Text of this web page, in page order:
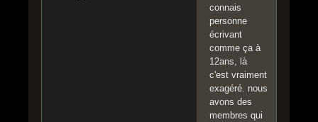
connais
personne
écrivant
comme ça à
12ans, là
c'est vraiment
exagéré. nous
avons des
membres qui